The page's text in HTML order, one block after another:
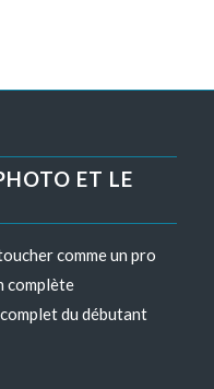
ET LE
comme un pro
complète
du débutant